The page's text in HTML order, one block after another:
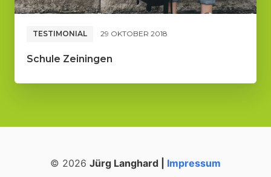
TESTIMONIAL 29 OKTOBER 2018
Schule Zeiningen
© 2026 Jürg Langhard | Impressum